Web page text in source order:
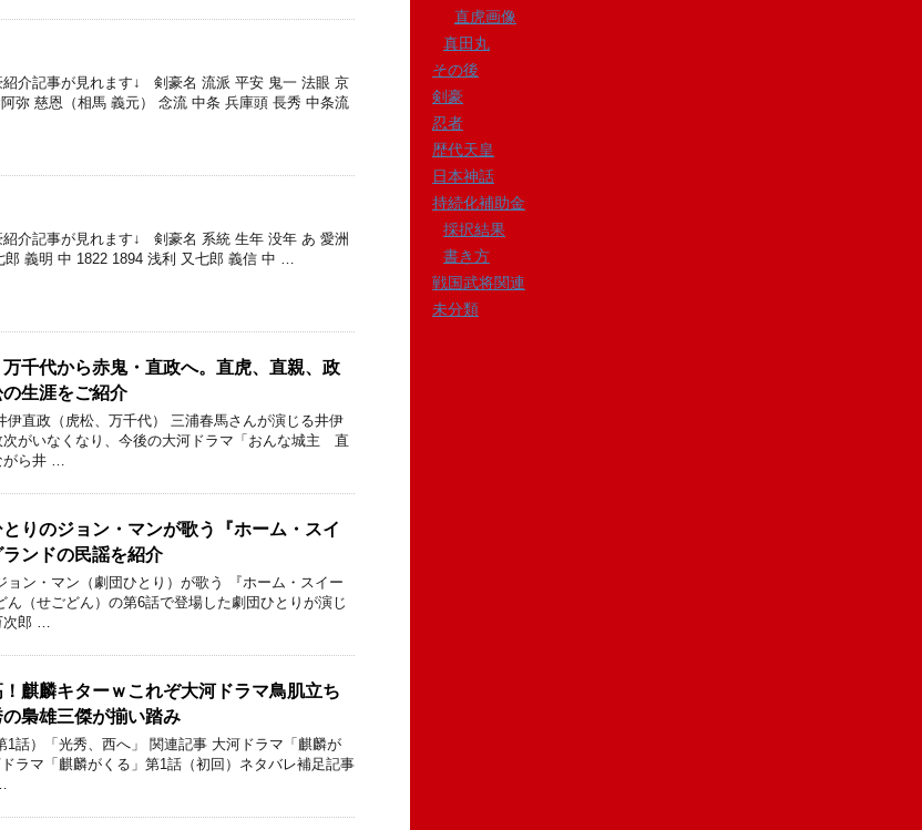
介記事が見れます↓ 剣豪名 流派 平安 鬼一 法眼 京
弥 慈恩（相馬 義元） 念流 中条 兵庫頭 長秀 中条流
介記事が見れます↓ 剣豪名 系統 生年 没年 あ 愛洲
郎 義明 中 1822 1894 浅利 又七郎 義信 中 …
千代から赤鬼・直政へ。直虎、直親、政
生涯をご紹介
直政（虎松、万千代） 三浦春馬さんが演じる井伊
がいなくなり、今後の大河ドラマ「おんな城主 直
がら井 …
りのジョン・マンが歌う『ホーム・スイ
ンドの民謡を紹介
ン・マン（劇団ひとり）が歌う 『ホーム・スイー
ん（せごどん）の第6話で登場した劇団ひとりが演じ
次郎 …
麒麟キターｗこれぞ大河ドラマ鳥肌立ち
梟雄三傑が揃い踏み
1話）「光秀、西へ」 関連記事 大河ドラマ「麒麟が
ラマ「麒麟がくる」第1話（初回）ネタバレ補足記事
直虎画像
真田丸
その後
剣豪
忍者
歴代天皇
日本神話
持続化補助金
採択結果
書き方
戦国武将関連
未分類